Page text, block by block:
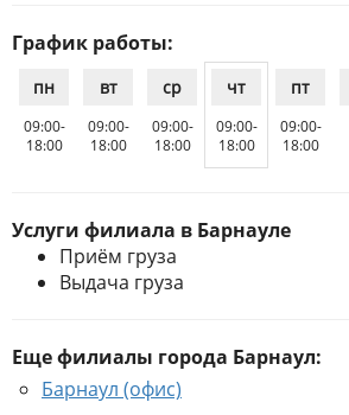
График работы:
пн
09:00-
18:00
вт
09:00-
18:00
ср
09:00-
18:00
чт
09:00-
18:00
пт
09:00-
18:00
Услуги филиала в Барнауле
Приём груза
Выдача груза
Еще филиалы города Барнаул:
Барнаул (офис)